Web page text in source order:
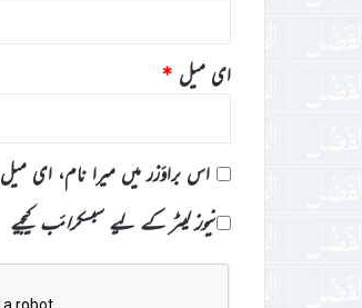
ای میل *
اس براؤزر میں میرا نام، ای
نیوز لیٹر کے لیے سبسکرائب کیجیے